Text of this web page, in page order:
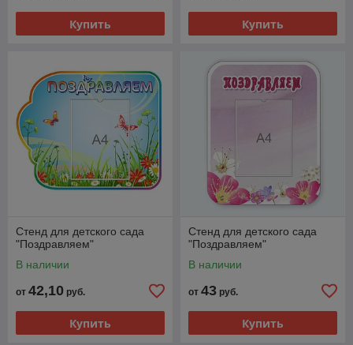
Купить Купить
Стенд для детского сада
"Поздравляем"
В наличии
от 42,10 руб.
Купить
Стенд для детского сада
"Поздравляем"
В наличии
от 43 руб.
Купить